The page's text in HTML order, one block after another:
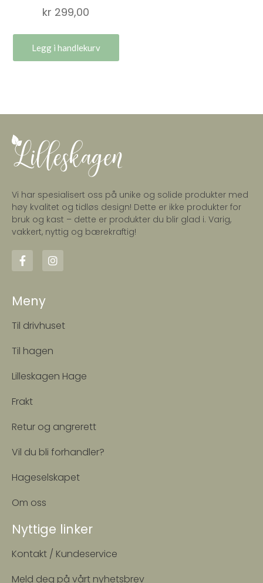
kr 299,00
Legg i handlekurv
Vi har spesialisert oss på unike og solide produkter med
høy kvalitet og tidløs design! Dette er ikke produkter for
bruk og kast – dette er produkter du blir glad i. Varig,
vakkert, nyttig og bærekraftig!
Meny
Til drivhuset
Til hagen
Lilleskagen Hage
Frakt
Retur og angrerett
Vil du bli forhandler?
Hageselskapet
Om oss
Nyttige linker
Kontakt / Kundeservice
Meld deg på vårt nyhetsbrev